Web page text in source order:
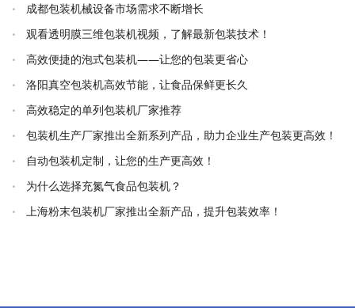
成都包装机械设备市场需求不断增长
观看透明膜三维包装机视频，了解最新包装技术！
高效便捷的泡式包装机——让您的包装更省心
洛阳真空包装机高效节能，让食品保鲜更长久
高效稳定的单列包装机厂家推荐
包装机生产厂家推出全新系列产品，助力企业生产包装更高效！
自动包装机定制，让您的生产更高效！
为什么选择充氮气食品包装机？
上海粉末包装机厂家推出全新产品，提升包装效率！